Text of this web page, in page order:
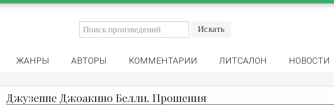
ЖАНРЫ АВТОРЫ КОММЕНТАРИИ ЛИТСАЛОН НОВОСТИ
Джузеппе Джоакино Белли. Прошения